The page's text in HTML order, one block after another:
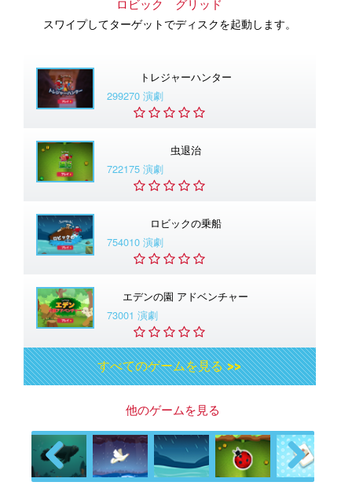
ロビック グリッド
スワイプしてターゲットでディスクを起動します。
トレジャーハンター
299270 演劇
虫退治
722175 演劇
ロビックの乗船
754010 演劇
エデンの園 アドベンチャー
73001 演劇
すべてのゲームを見る >>
他のゲームを見る
Previous Next